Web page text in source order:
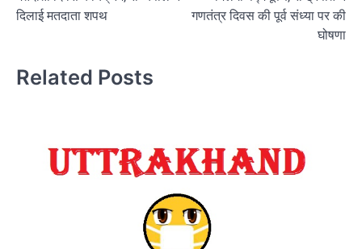
दिलाई मतदाता शपथ
गणतंत्र दिवस की पूर्व संध्या पर की
घोषणा
Related Posts